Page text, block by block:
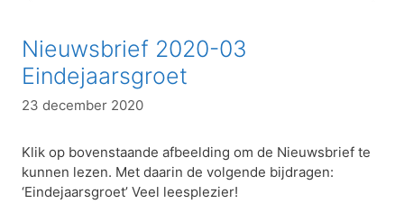
Nieuwsbrief 2020-03
Eindejaarsgroet
23 december 2020
Klik op bovenstaande afbeelding om de Nieuwsbrief te
kunnen lezen. Met daarin de volgende bijdragen:
‘Eindejaarsgroet’ Veel leesplezier!